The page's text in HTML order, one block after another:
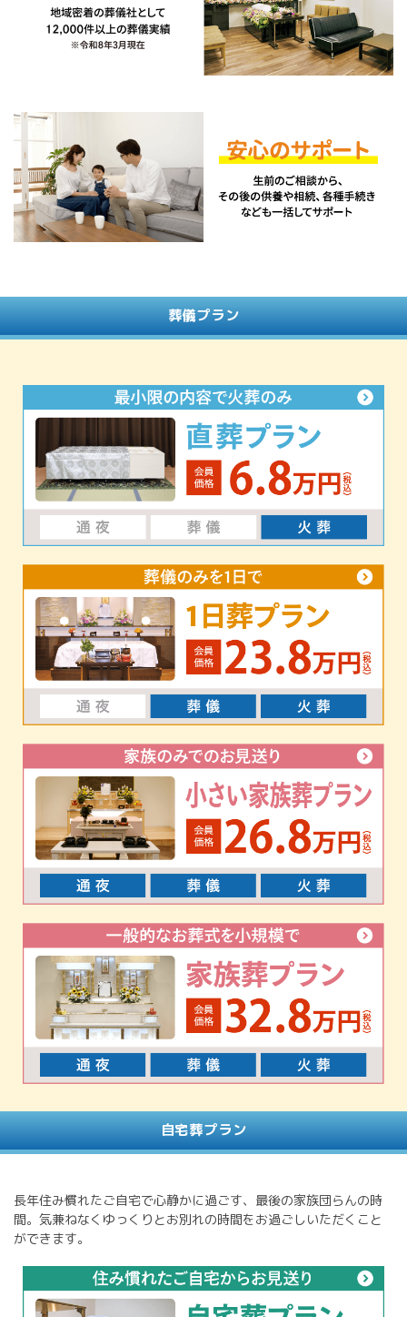
葬儀プラン
自宅葬プラン
長年住み慣れたご自宅で心静かに過ごす、最後の家族団らんの時
間。気兼ねなくゆっくりとお別れの時間をお過ごしいただくこと
ができます。